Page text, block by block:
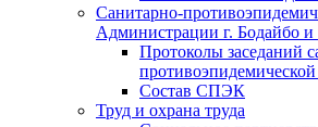
Санитарно-
Администрации г. Бодайбо
Протоколы заседаний
Состав СПЭК
Труд и охрана труда